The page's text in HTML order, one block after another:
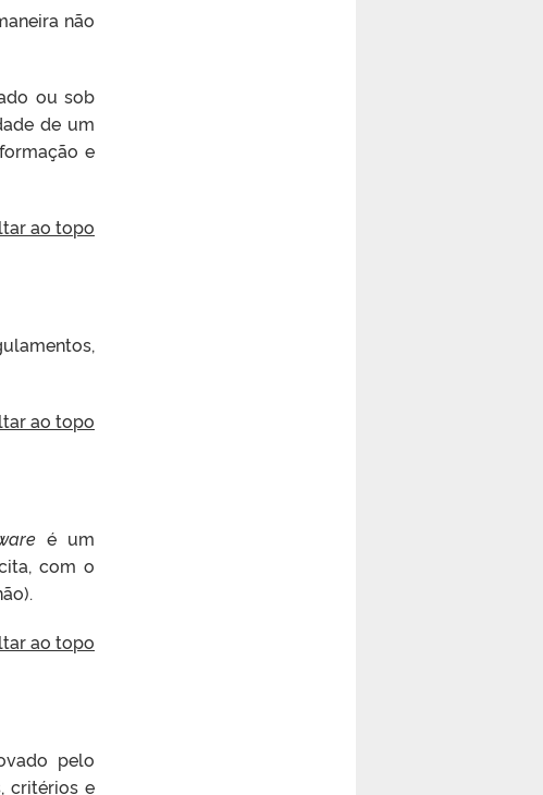
não
ou sob
de um
e
ao topo
ao topo
é um
com o
ao topo
pelo
critérios e